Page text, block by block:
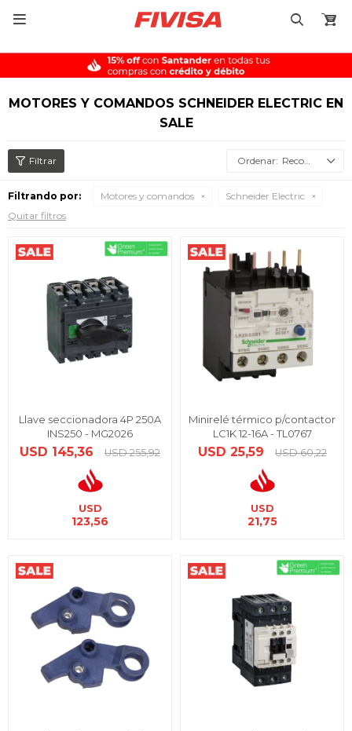

MOTORES Y COMANDOS SCHNEIDER ELECTRIC EN
SALE
Recomendados
Filtrando por: Motores y comandos
Schneider Electric
Quitar filtros
Llave seccionadora 4P 250A
INS250 - MG2026
USD 145,36 USD 255,92
USD
123,56
Minirelé térmico p/contactor
LC1K 12-16A - TL0767
USD 25,59 USD 60,22
USD
21,75